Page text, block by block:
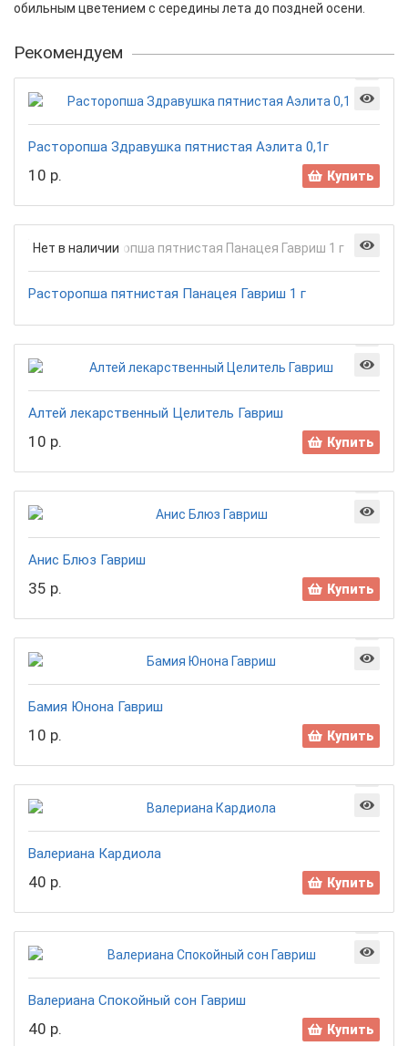
обильным цветением с середины лета до поздней осени.
Рекомендуем
Расторопша Здравушка пятнистая Аэлита 0,1г
10 р. Купить
Нет в наличии
Расторопша пятнистая Панацея Гавриш 1 г
Алтей лекарственный Целитель Гавриш
10 р. Купить
Анис Блюз Гавриш
35 р. Купить
Бамия Юнона Гавриш
10 р. Купить
Валериана Кардиола
40 р. Купить
Валериана Спокойный сон Гавриш
40 р. Купить